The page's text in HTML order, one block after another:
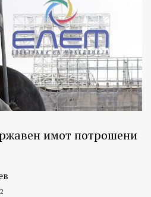
имот потрошени